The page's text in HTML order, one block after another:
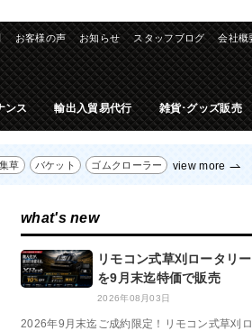
お知らせ スタッフブログ 会社概
お客様の声
ンス 輸出入貿易代行 雑貨･グッズ販売
草 バケット ゴムクローラー view more
what's new
リモコン式草刈ロータリ
を9月末迄特価で販売
2026年08月03日
2026年9月末迄ご成約限定！リモコン式草刈